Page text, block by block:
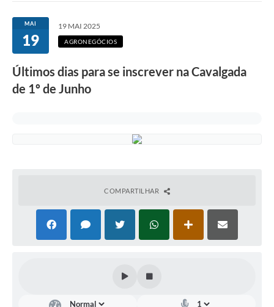
MAI
19
19 MAI 2025
AGRONEGÓCIOS
Últimos dias para se inscrever na Cavalgada
de 1º de Junho
COMPARTILHAR